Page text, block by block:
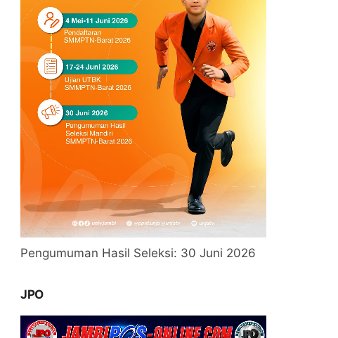
Pengumuman Hasil Seleksi: 30 Juni 2026
JPO